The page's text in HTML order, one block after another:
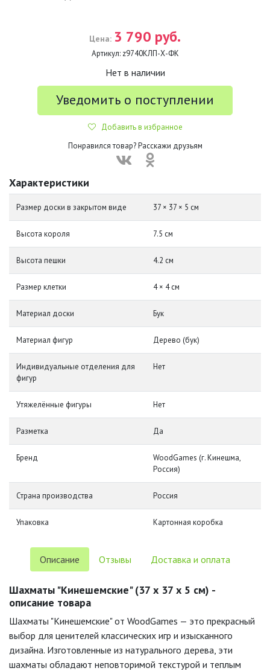
Цена: 3 790 руб.
Артикул: z9740КЛП-Х-ФК
Нет в наличии
Уведомить о поступлении
Добавить в избранное
Понравился товар? Расскажи друзьям
Характеристики
Размер доски в закрытом виде 37 × 37 × 5 см
Высота короля 7.5 см
Высота пешки 4.2 см
Размер клетки 4 × 4 см
Материал доски Бук
Материал фигур Дерево (бук)
Индивидуальные отделения для
фигур
Нет
Утяжелённые фигуры Нет
Разметка Да
Бренд
WoodGames (г. Кинешма,
Россия)
Страна производства Россия
Упаковка Картонная коробка
Описание Отзывы Доставка и оплата
Шахматы "Кинешемские" (37 х 37 х 5 см) -
описание товара
Шахматы "Кинешемские" от WoodGames — это прекрасный
выбор для ценителей классических игр и изысканного
дизайна. Изготовленные из натурального дерева, эти
шахматы обладают неповторимой текстурой и теплым